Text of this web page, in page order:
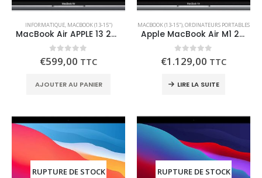
INFORMATIQUE, MACBOOK (13-15")
MacBook Air APPLE 13 256 Go M1 Recdt
0out of 5
€599,00 TTC
AJOUTER AU PANIER
MACBOOK (13-15"),ORDINATEURS PORTABLES
Apple MacBook Air M1 2020 (13 Pouces, 8 Go RAM, 256 Go SSD)
0 out of 5
€1.129,00 TTC
LIRE LA SUITE
RUPTURE DE STOCK RUPTURE DE STOCK